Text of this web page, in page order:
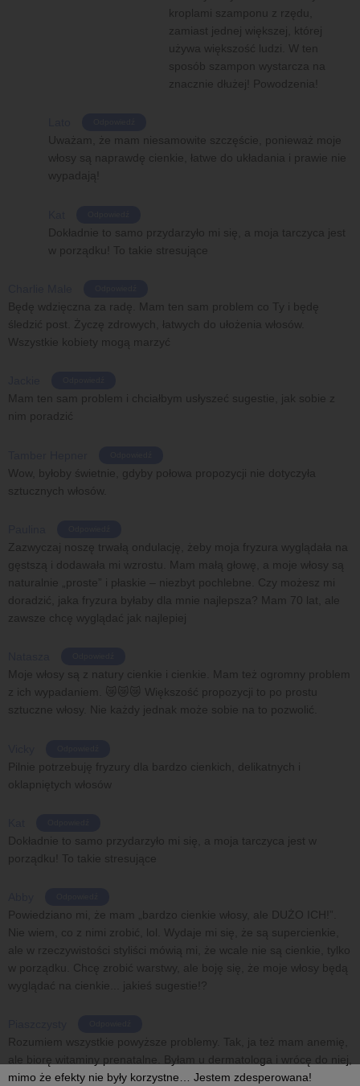
kroplami szamponu z rzędu,
zamiast jednej większej, której
używa większość ludzi. W ten
sposób szampon wystarcza na
znacznie dłużej! Powodzenia!
Uważam, że mam niesamowite szczęście, ponieważ moje
włosy są naprawdę cienkie, łatwe do układania i prawie nie
wypadają!
Dokładnie to samo przydarzyło mi się, a moja tarczyca jest
w porządku! To takie stresujące
Będę wdzięczna za radę. Mam ten sam problem co Ty i będę
śledzić post. Życzę zdrowych, łatwych do ułożenia włosów.
Wszystkie kobiety mogą marzyć
Mam ten sam problem i chciałbym usłyszeć sugestie, jak sobie z
nim poradzić
Wow, byłoby świetnie, gdyby połowa propozycji nie dotyczyła
sztucznych włosów.
Zazwyczaj noszę trwałą ondulację, żeby moja fryzura wyglądała na
gęstszą i dodawała mi wzrostu. Mam małą głowę, a moje włosy są
naturalnie „proste” i płaskie – niezbyt pochlebne. Czy możesz mi
doradzić, jaka fryzura byłaby dla mnie najlepsza? Mam 70 lat, ale
zawsze chcę wyglądać jak najlepiej
Moje włosy są z natury cienkie i cienkie. Mam też ogromny problem
z ich wypadaniem. 😿😿😿 Większość propozycji to po prostu
sztuczne włosy. Nie każdy jednak może sobie na to pozwolić.
Pilnie potrzebuję fryzury dla bardzo cienkich, delikatnych i
oklapniętych włosów
Dokładnie to samo przydarzyło mi się, a moja tarczyca jest w
porządku! To takie stresujące
Powiedziano mi, że mam „bardzo cienkie włosy, ale DUŻO ICH!”.
Nie wiem, co z nimi zrobić, lol. Wydaje mi się, że są supercienkie,
ale w rzeczywistości styliści mówią mi, że wcale nie są cienkie, tylko
w porządku. Chcę zrobić warstwy, ale boję się, że moje włosy będą
wyglądać na cienkie... jakieś sugestie!?
Rozumiem wszystkie powyższe problemy. Tak, ja też mam anemię,
ale biorę witaminy prenatalne. Byłam u dermatologa i wrócę do niej,
mimo że efekty nie były korzystne… Jestem zdesperowana!